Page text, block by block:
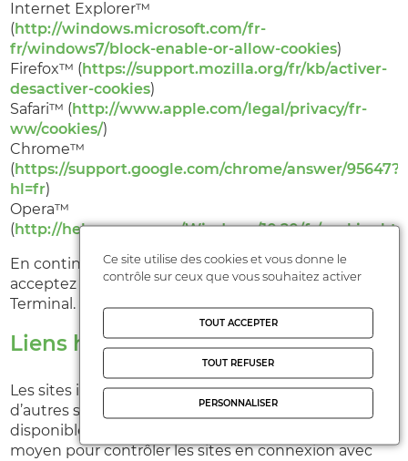
Internet Explorer™
( http://windows.microsoft.com/fr-
fr/windows7/block-enable-or-allow-cookies)
Firefox™ ( https://support.mozilla.org/fr/kb/activer-
desactiver-cookies)
Safari™ ( http://www.apple.com/legal/privacy/fr-
ww/cookies/)
Chrome™
( https://support.google.com/chrome/answer/95647?
hl=fr)
Opera™
( http://help.opera.com/Windows/10.20/fr/
En continuant votre navigation sur notre Site, vous
acceptez la mise en place de Cookies sur votre
Terminal.
Liens hypertextes
Les sites internet peuvent offrir des liens vers
d’autres sites internet ou d’autres ressources
disponibles sur Internet. La FCPE ne dispose d'aucun
moyen pour contrôler les sites en connexion avec
Ce site utilise des cookies et vous donne le
contrôle sur ceux que vous souhaitez activer
TOUT ACCEPTER
TOUT REFUSER
PERSONNALISER